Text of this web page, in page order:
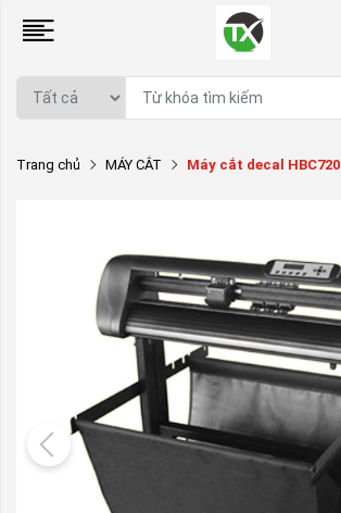
Trang chủ MÁY CẮT Máy cắt decal HBC720